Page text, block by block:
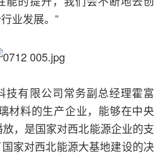
业发展。”
技有限公司常务副总经理霍富
材料的生产企业，能够在中央
，是国家对西北能源企业的支
家对西北能源大基地建设的决